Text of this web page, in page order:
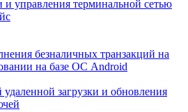
и управления терминальной сетью
безналичных транзакций на
на базе ОС Android
загрузки и обновления